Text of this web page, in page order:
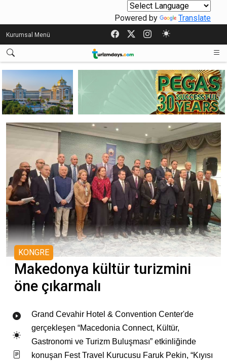
Powered by Translate
Kurumsal Menü
KONGRE
Makedonya kültür turizmini
öne çıkarmalı
Grand Cevahir Hotel & Convention Center'de
gerçekleşen “Macedonia Connect, Kültür,
Gastronomi ve Turizm Buluşması” etkinliğinde
konuşan Fest Travel Kurucusu Faruk Pekin, “Kıyısı